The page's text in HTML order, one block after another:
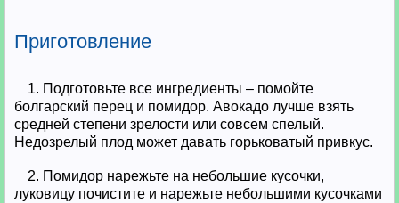
Приготовление
1. Подготовьте все ингредиенты – помойте
болгарский перец и помидор. Авокадо лучше взять
средней степени зрелости или совсем спелый.
Недозрелый плод может давать горьковатый привкус.
2. Помидор нарежьте на небольшие кусочки,
луковицу почистите и нарежьте небольшими кусочками